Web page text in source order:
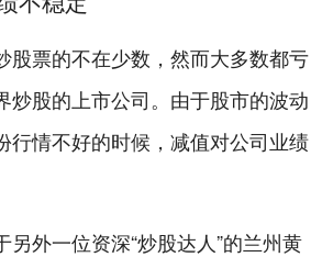
股票的不在少数，然而大多数都亏
炒股的上市公司。由于股市的波动
行情不好的时候，减值对公司业绩
另外一位资深“炒股达人”的兰州黄